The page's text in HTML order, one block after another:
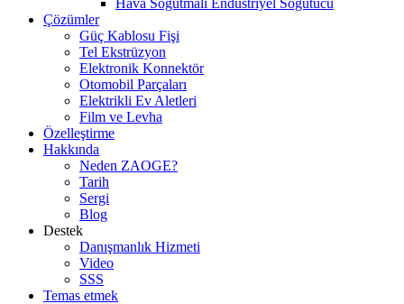
Hava Soğutmalı Endüstriyel Soğutucu
Çözümler
Güç Kablosu Fişi
Tel Ekstrüzyon
Elektronik Konnektör
Otomobil Parçaları
Elektrikli Ev Aletleri
Film ve Levha
Özelleştirme
Hakkında
Neden ZAOGE?
Tarih
Sergi
Blog
Destek
Danışmanlık Hizmeti
Video
SSS
Temas etmek